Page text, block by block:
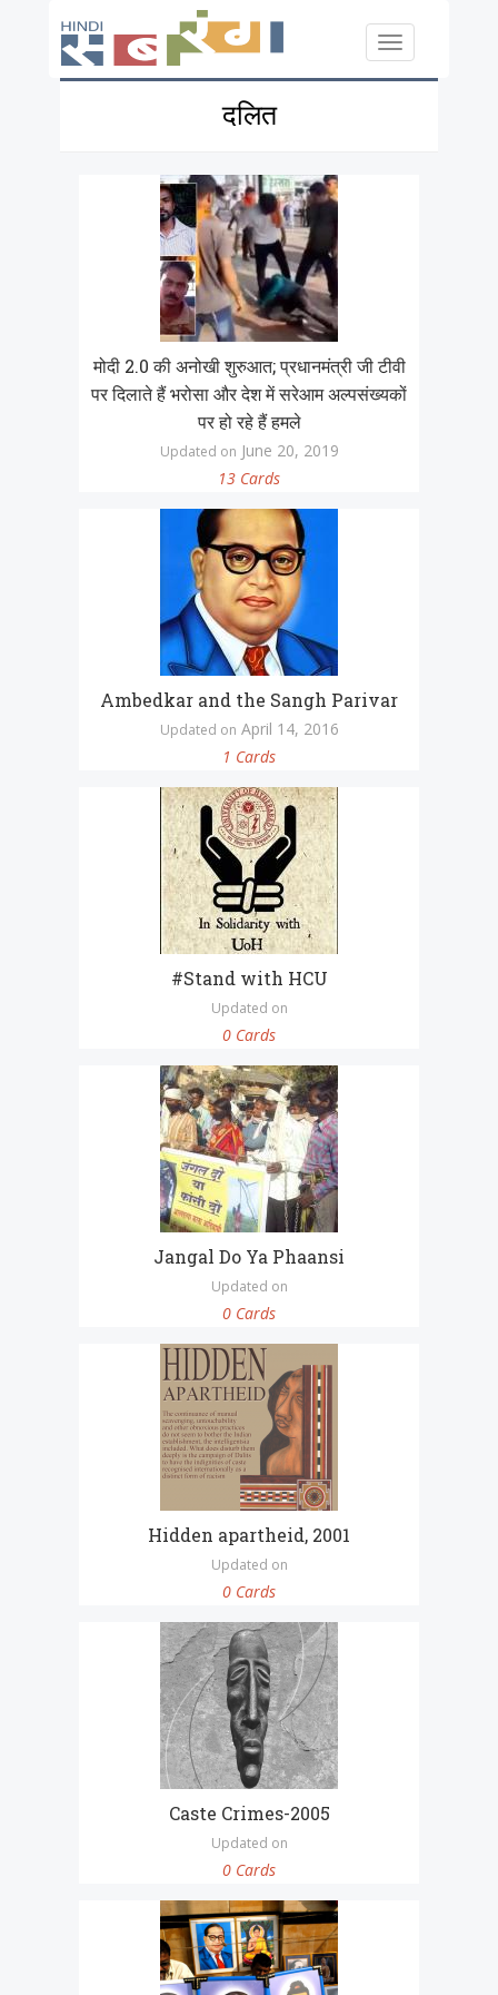
Toggle
navigation
दलित
मोदी 2.0 की अनोखी शुरुआत; प्रधानमंत्री जी टीवी
पर दिलाते हैं भरोसा और देश में सरेआम अल्पसंख्यकों
पर हो रहे हैं हमले
Updated on June 20, 2019
13 Cards
Ambedkar and the Sangh Parivar
Updated on April 14, 2016
1 Cards
#Stand with HCU
Updated on
0 Cards
Jangal Do Ya Phaansi
Updated on
0 Cards
Hidden apartheid, 2001
Updated on
0 Cards
Caste Crimes-2005
Updated on
0 Cards